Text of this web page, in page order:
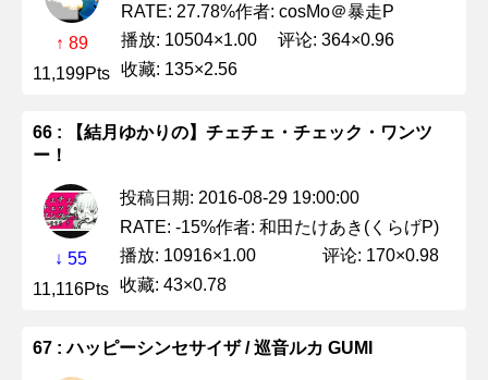
↑ 89
11,199Pts
RATE: 27.78%作者: cosMo＠暴走P
播放: 10504×1.00
评论: 364×0.96
收藏: 135×2.56
66 : 【結月ゆかりの】チェチェ・チェック・ワンツ
ー！
↓ 55
11,116Pts
投稿日期: 2016-08-29 19:00:00
RATE: -15%作者: 和田たけあき(くらげP)
播放: 10916×1.00
评论: 170×0.98
收藏: 43×0.78
67 : ハッピーシンセサイザ / 巡音ルカ GUMI